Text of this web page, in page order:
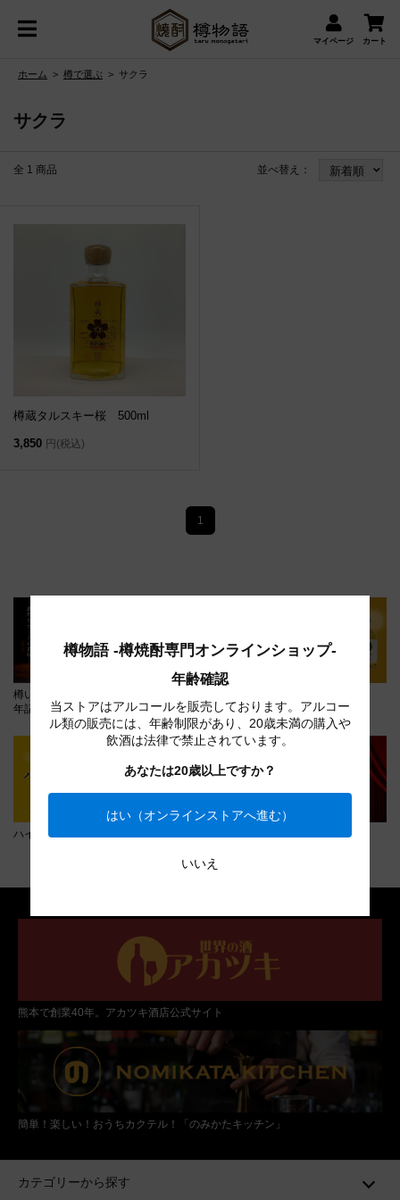
樽物語 -樽焼酎専門オンラインショップ-
年齢確認
当ストアはアルコールを販売しております。アルコー
ル類の販売には、年齢制限があり、20歳未満の購入や
飲酒は法律で禁止されています。
あなたは20歳以上ですか？
はい（オンラインストアへ進む）
いいえ
マイページ カート
ホーム > 樽で選ぶ > サクラ
サクラ
全 1 商品 並べ替え：
樽蔵タルスキー桜 500ml
3,850 円(税込)
1
樽いろ原酒「ザ・リバー」創業50周
年記念セール
ハイボールにおすすめの樽焼酎
熊本で創業40年。アカツキ酒店公式サイト
簡単！楽しい！おうちカクテル！「のみかたキッチン」
カテゴリーから探す